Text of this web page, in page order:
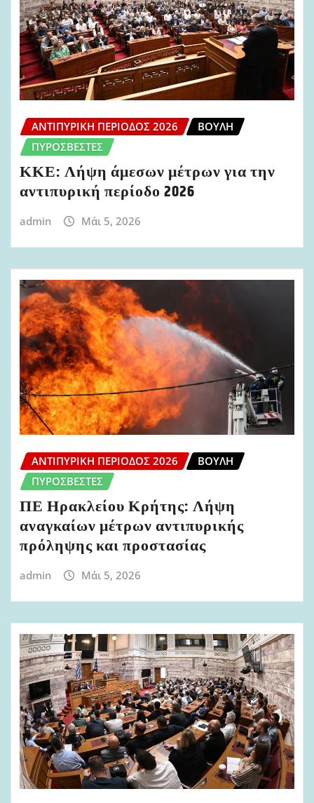
ΑΝΤΙΠΥΡΙΚΉ ΠΕΡΊΟΔΟΣ 2026
ΒΟΥΛΉ
ΠΥΡΟΣΒΈΣΤΕΣ
ΚΚΕ: Λήψη άμεσων μέτρων για την
αντιπυρική περίοδο 2026
admin Μάι 5, 2026
ΑΝΤΙΠΥΡΙΚΉ ΠΕΡΊΟΔΟΣ 2026
ΒΟΥΛΉ
ΠΥΡΟΣΒΈΣΤΕΣ
ΠΕ Ηρακλείου Κρήτης: Λήψη
αναγκαίων μέτρων αντιπυρικής
πρόληψης και προστασίας
admin Μάι 5, 2026